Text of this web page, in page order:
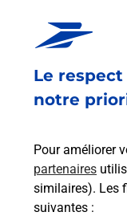
Le
notre
Pour améliorer
partenaires
similaires). Les
suivantes :
en ligne
Ouvert
En savoir